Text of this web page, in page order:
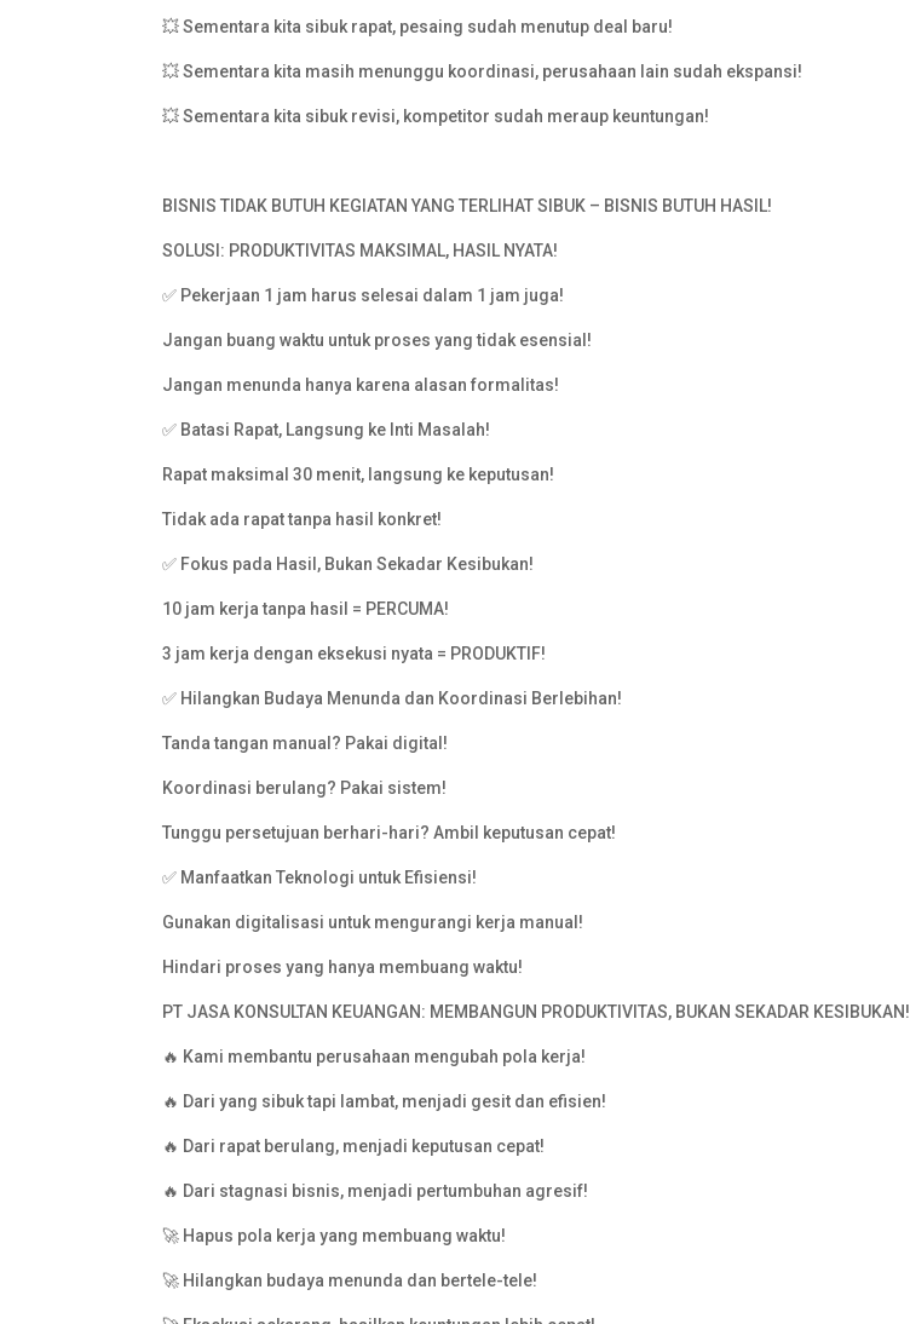
💥 Sementara kita sibuk rapat, pesaing sudah menutup deal baru!
💥 Sementara kita masih menunggu koordinasi, perusahaan lain sudah ekspansi!
💥 Sementara kita sibuk revisi, kompetitor sudah meraup keuntungan!
BISNIS TIDAK BUTUH KEGIATAN YANG TERLIHAT SIBUK – BISNIS BUTUH HASIL!
SOLUSI: PRODUKTIVITAS MAKSIMAL, HASIL NYATA!
✅ Pekerjaan 1 jam harus selesai dalam 1 jam juga!
Jangan buang waktu untuk proses yang tidak esensial!
Jangan menunda hanya karena alasan formalitas!
✅ Batasi Rapat, Langsung ke Inti Masalah!
Rapat maksimal 30 menit, langsung ke keputusan!
Tidak ada rapat tanpa hasil konkret!
✅ Fokus pada Hasil, Bukan Sekadar Kesibukan!
10 jam kerja tanpa hasil = PERCUMA!
3 jam kerja dengan eksekusi nyata = PRODUKTIF!
✅ Hilangkan Budaya Menunda dan Koordinasi Berlebihan!
Tanda tangan manual? Pakai digital!
Koordinasi berulang? Pakai sistem!
Tunggu persetujuan berhari-hari? Ambil keputusan cepat!
✅ Manfaatkan Teknologi untuk Efisiensi!
Gunakan digitalisasi untuk mengurangi kerja manual!
Hindari proses yang hanya membuang waktu!
PT JASA KONSULTAN KEUANGAN: MEMBANGUN PRODUKTIVITAS, BUKAN SEKADAR KESIBUKAN!
🔥 Kami membantu perusahaan mengubah pola kerja!
🔥 Dari yang sibuk tapi lambat, menjadi gesit dan efisien!
🔥 Dari rapat berulang, menjadi keputusan cepat!
🔥 Dari stagnasi bisnis, menjadi pertumbuhan agresif!
🚀 Hapus pola kerja yang membuang waktu!
🚀 Hilangkan budaya menunda dan bertele-tele!